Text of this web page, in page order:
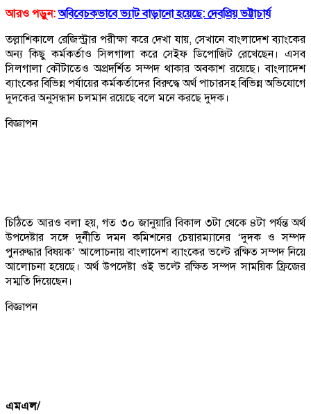
আরও পড়ুন:অবিবেচকভাবে ভ্যাট বাড়ানো হয়েছে: দেবপ্রিয় ভট্টাচার্য
তল্লাশিকালে রেজিস্ট্রার পরীক্ষা করে দেখা যায়, সেখানে বাংলাদেশ ব্যাংকের
অন্য কিছু কর্মকর্তাও সিলগালা করে সেইফ ডিপোজিট রেখেছেন। এসব
সিলগালা কৌটাতেও অপ্রদর্শিত সম্পদ থাকার অবকাশ রয়েছে। বাংলাদেশ
ব্যাংকের বিভিন্ন পর্যায়ের কর্মকর্তাদের বিরুদ্ধে অর্থ পাচারসহ বিভিন্ন অভিযোগে
দুদকের অনুসন্ধান চলমান রয়েছে বলে মনে করছে দুদক।
বিজ্ঞাপন
চিঠিতে আরও বলা হয়, গত ৩০ জানুয়ারি বিকাল ৩টা থেকে ৪টা পর্যন্ত অর্থ
উপদেষ্টার সঙ্গে দুর্নীতি দমন কমিশনের চেয়ারম্যানের ‘দুদক ও সম্পদ
পুনরুদ্ধার বিষয়ক’ আলোচনায় বাংলাদেশ ব্যাংকের ভল্টে রক্ষিত সম্পদ নিয়ে
আলোচনা হয়েছে। অর্থ উপদেষ্টা ওই ভল্টে রক্ষিত সম্পদ সাময়িক ফ্রিজের
সম্মতি দিয়েছেন।
বিজ্ঞাপন
এমএল/